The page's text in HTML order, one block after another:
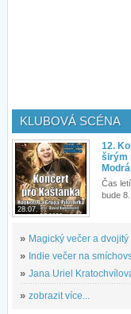
KLUBOVÁ SCÉNA
28.07.
12.
širým
Čas
bude
» Magický večer a dvojitý
» Indie večer na
» Jana Uriel
» zobrazit více...